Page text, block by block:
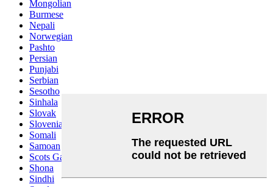
Mongolian
Burmese
Nepali
Norwegian
Pashto
Persian
Punjabi
Serbian
Sesotho
Sinhala
Slovak
Slovenian
Somali
Samoan
Scots Gaelic
Shona
Sindhi